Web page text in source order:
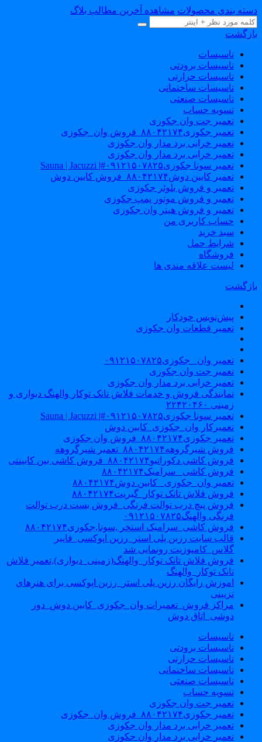
بندی محصولات مشاهده آخرین مطالب بلاگ
تاسیسات
تاسیسات برودتی
تاسیسات حرارتی
تاسیسات ساختمانی
تاسیسات صنعتی
تسویه حساب
تعمیر جت وان جکوزی
تعمیر جکوزی۸۸۰۴۲۱۷۴_فروش وان_جکوزی
تعمیر خرابی برد مدار وان جکوزی
تعمیر خرابی برد مدار وان جکوزی
تعمیر سونا جکوزی۰۹۱۲۱۵۰۷۸۲۵#| Sauna | Jacuzzi
تعمیر کابین دوش۸۸۰۴۲۱۷۴_فروش کابین دوش
تعمیر و فروش بلوئر جکوزی
تعمیر و فروش موتور پمپ جکوزی
تعمیر و فروش هیتر وان جکوزی
حساب کاربری من
سبد خرید
شرایط حمل
فروشگاه
لیست علاقه مندی ها
پیش‌نویس خودکار
تعمیر قطعات وان جکوزی
تعمیر وان _جکوزی۰۹۱۲۱۵۰۷۸۲۵
تعمیر جت وان جکوزی
تعمیر خرابی برد مدار وان جکوزی
نمایندگی فروش و خدمات فلاش تانک توکار والهنگ دیواری و
زمینی ۲۲۴۲۰۴۶۰
تعمیر سونا جکوزی۰۹۱۲۱۵۰۷۸۲۵#| Sauna | Jacuzzi
تعمیرکار وان_جکوزی_کابین دوش
تعمیر جکوزی۸۸۰۴۲۱۷۴_فروش وان جکوزی
فروش شیرگروهه۸۸۰۴۲۱۷۴_تعمیر شیرگروهه
فروش کاشی دکوراتیو۸۸۰۴۲۱۷۴_فروش کاشی بین کابینتی
فروش کاشی _سرامیک۸۸۰۴۲۱۷۴
تعمیر وان_جکوزی_ کابین دوش۸۸۰۴۲۱۷۴
فروش فلاش تانک توکار_گبریت۸۸۰۴۲۱۷۴
فروش پیچ درب توالت فرنگی_فروش بست درب توالت
فرنگی والهنگ۰۹۱۲۱۵۰۷۸۲۵
فروش کاشی_سرامیک استخر ,سونا,جکوزی۸۸۰۴۲۱۷۴
قالب سایت رزین پلی استر_رزین اپوکسی_فایبر
گلاس_کامپوزیت رونمایی شد
فروش فلاش تانک توکار_والهنگ(زمینی_دیواری),تعمیر فلاش
تانک توکار_والهنگ
اموزش رایگان رزین پلی استر_رزین اپوکسی برای هنرهای
تزیینی
مراکز فروش_تعمیرات وان_جکوزی_کابین دوش_دور
دوشی_اتاق دوش
تاسیسات
تاسیسات برودتی
تاسیسات حرارتی
تاسیسات ساختمانی
تاسیسات صنعتی
تسویه حساب
تعمیر جت وان جکوزی
تعمیر جکوزی۸۸۰۴۲۱۷۴_فروش وان_جکوزی
تعمیر خرابی برد مدار وان جکوزی
تعمیر خرابی برد مدار وان جکوزی